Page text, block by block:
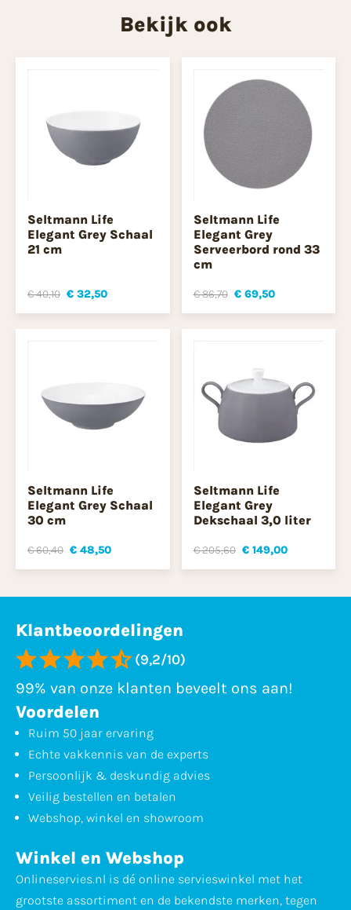
Bekijk ook
Seltmann Life
Elegant Grey Schaal
21 cm
€ 40,10 € 32,50
Seltmann Life
Elegant Grey
Serveerbord rond 33
cm
€ 86,70 € 69,50
Seltmann Life
Elegant Grey Schaal
30 cm
€ 60,40 € 48,50
Seltmann Life
Elegant Grey
Dekschaal 3,0 liter
€ 205,60 € 149,00
Klantbeoordelingen
(9,2/10)
99% van onze klanten beveelt ons aan!
Voordelen
Ruim 50 jaar ervaring
Echte vakkennis van de experts
Persoonlijk & deskundig advies
Veilig bestellen en betalen
Webshop, winkel en showroom
Winkel en Webshop
Onlineservies.nl is dé online servieswinkel met het
grootste assortiment en de bekendste merken, tegen